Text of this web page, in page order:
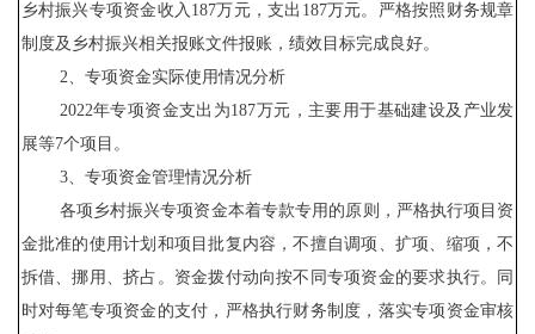
乡村振兴专项资金收入 187万元，支出 187万元。严格按照财务规章
制度及乡村振兴相关报账文件报账，绩效目标完成良好。
2、专项资金实际使用情况分析
2022年专项资金支出为187万元，主要用于基础建设及产业发
展等7个项目。
3、专项资金管理情况分析
各项乡村振兴专项资金本着专款专用的原则，严格执行项目资
金批准的使用计划和项目批复内容，不擅自调项、扩项、缩项，不
拆借、挪用、挤占。资金拨付动向按不同专项资金的要求执行。同
时对每笔专项资金的支付，严格执行财务制度，落实专项资金审核